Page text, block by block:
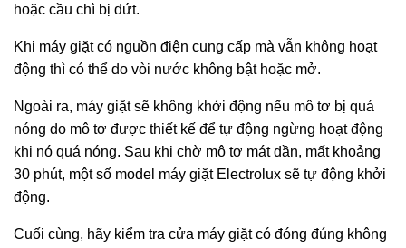
hoặc cầu chì bị đứt.
Khi máy giặt có nguồn điện cung cấp mà vẫn không hoạt
động thì có thể do vòi nước không bật hoặc mở.
Ngoài ra, máy giặt sẽ không khởi động nếu mô tơ bị quá
nóng do mô tơ được thiết kế để tự động ngừng hoạt động
khi nó quá nóng. Sau khi chờ mô tơ mát dần, mất khoảng
30 phút, một số model máy giặt Electrolux sẽ tự động khởi
động.
Cuối cùng, hãy kiểm tra cửa máy giặt có đóng đúng không